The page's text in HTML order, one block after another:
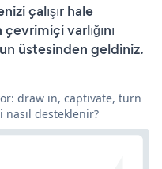
çalışır hale
varlığını
üstesinden geldiniz.
draw in, captivate, turn
nasıl desteklenir?